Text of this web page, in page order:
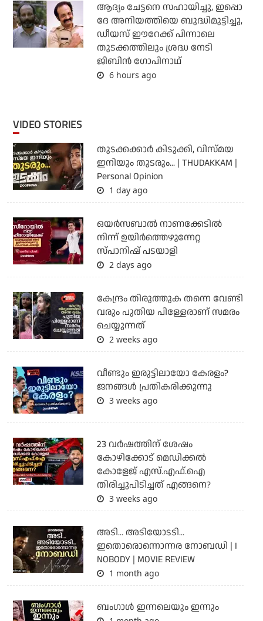
ആദ്യം ചേട്ടനെ സഹായിച്ചു, ഇപ്പൊ
ദേ അനിയത്തിയെ ബുദ്ധിമുട്ടിച്ചു,
ഡീയസ് ഈറേക്ക് പിന്നാലെ
തുടക്കത്തിലും ശ്രദ്ധ നേടി
ജിബിന്‍ ഗോപിനാഥ്
6 hours ago
VIDEO STORIES
തുടക്കക്കാര്‍ കിടുക്കി, വിസ്മയ
ഇനിയും തുടരും... | THUDAKKAM |
Personal Opinion
1 day ago
ഒയര്‍സബാൽ നാണക്കേടിൽ
നിന്ന് ഉയിർത്തെഴുന്നേറ്റ
സ്പാനിഷ് പടയാളി
2 days ago
കേന്ദ്രം തിരുത്തുക തന്നെ വേണ്ടി
വരും പുതിയ പിള്ളേരാണ് സമരം
ചെയ്യുന്നത്
2 weeks ago
വീണ്ടും ഇരുട്ടിലായോ കേരളം?
ജനങ്ങൾ പ്രതികരിക്കുന്നു
3 weeks ago
23 വർഷത്തിന് ശേഷം
കോഴിക്കോട് മെഡിക്കൽ
കോളേജ് എസ്.എഫ്.ഐ
തിരിച്ചുപിടിച്ചത് എങ്ങനെ?
3 weeks ago
അടി... അടിയോടടി...
ഇതൊരൊന്നൊന്നര നോബഡി | I
NOBODY | MOVIE REVIEW
1 month ago
ബംഗാള്‍ ഇന്നലെയും ഇന്നും